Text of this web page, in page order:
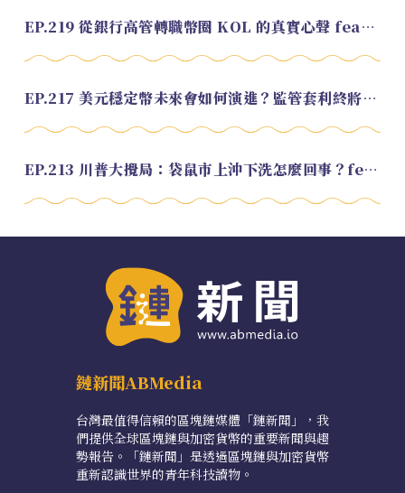
EP.219 從銀行高管轉職幣圈 KOL 的真實心聲 feat.龜大
EP.217 美元穩定幣未來會如何演進？監管套利終將收斂？feat. 研究員 余哲安
EP.213 川普大攪局：袋鼠市上沖下洗怎麼回事？feat. Alvin
鏈新聞ABMedia
台灣最值得信賴的區塊鏈媒體「鏈新聞」，我
們提供全球區塊鏈與加密貨幣的重要新聞與趨
勢報告。「鏈新聞」是透過區塊鏈與加密貨幣
重新認識世界的青年科技讀物。